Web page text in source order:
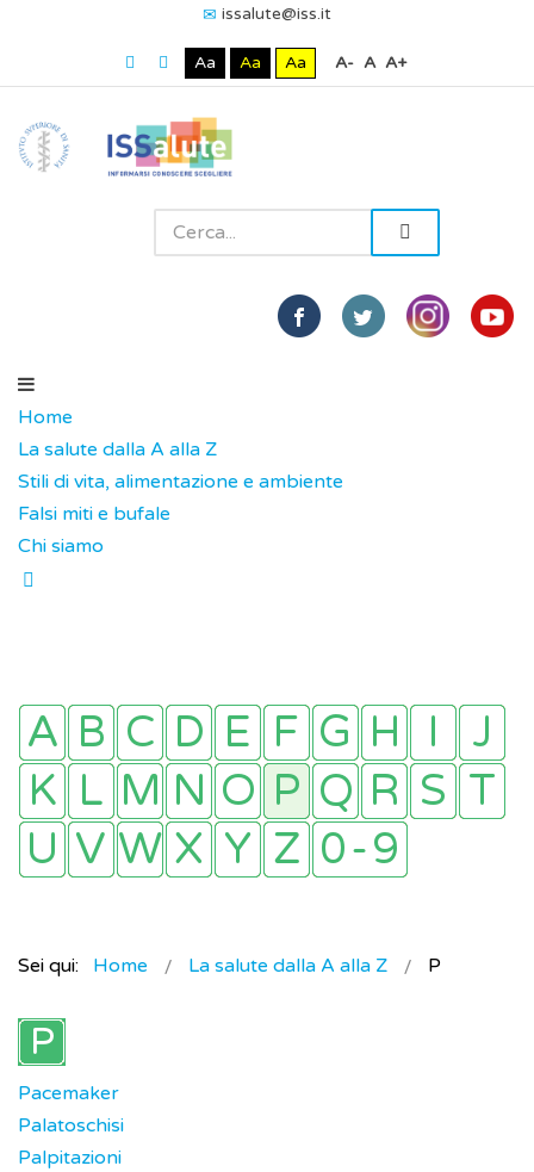
issalute@iss.it
Aa Aa Aa A- A A+
Home
La salute dalla A alla Z
Stili di vita, alimentazione e ambiente
Falsi miti e bufale
Chi siamo
Sei qui: Home La salute dalla A alla Z P
Pacemaker
Palatoschisi
Palpitazioni